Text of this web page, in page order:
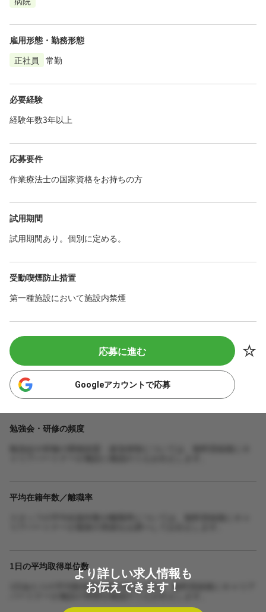
雇用形態・勤務形態
正社員
常勤
必要経験
経験年数3年以上
応募要件
作業療法士の国家資格をお持ちの方
試用期間
試用期間あり。個別に定める。
受動喫煙防止措置
第一種施設において施設内禁煙
応募に進む
Googleアカウントで応募
勉強会・研修の頻度
平均在籍年数／離職率
1日の平均取得単位数
1日あたりの平均取得単位数や担当人数は、無料登録後にキャリア
パートナーが施設の実態を確認のうえお伝えします。
より詳しい求人情報も
お伝えできます！